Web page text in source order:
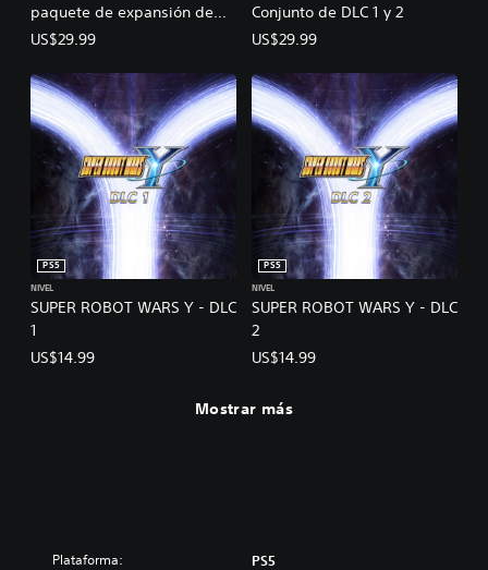
paquete de expansión de
aniversario
US$29.99
Conjunto de DLC 1 y 2
US$29.99
SUPER ROBOT WARS Y - DLC
1
PS5
NIVEL
US$14.99
SUPER ROBOT WARS Y - DLC
2
PS5
NIVEL
US$14.99
Mostrar más
Plataforma: PS5